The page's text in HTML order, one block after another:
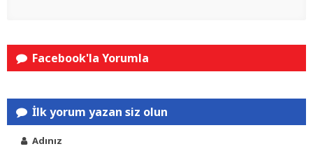
Facebook'la Yorumla
İlk yorum yazan siz olun
Adınız